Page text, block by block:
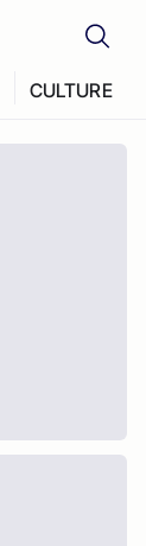
CULTURE